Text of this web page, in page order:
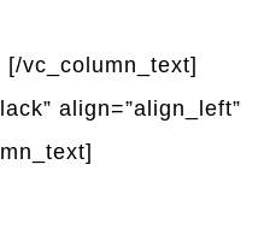
[/vc_column_text]
align=”align_left”